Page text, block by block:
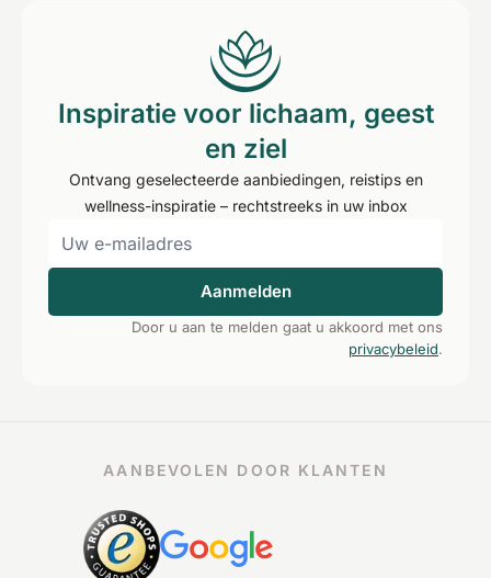
Inspiratie voor lichaam, geest
en ziel
Ontvang geselecteerde aanbiedingen, reistips en
wellness-inspiratie – rechtstreeks in uw inbox
Aanmelden
Door u aan te melden gaat u akkoord met ons
privacybeleid.
AANBEVOLEN DOOR KLANTEN